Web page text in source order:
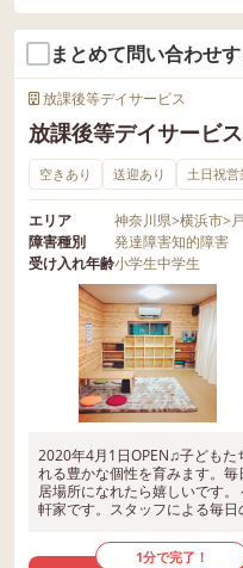
まとめて問い合わせ
放課後等デイサービス
放課後等デイサービ
空きあり 送迎あり 土日祝営
エリア 神奈川県>横浜市>
障害種別
発達障害知的障害
受け入れ年齢小学生中学生
2020年4月1日OPEN♫子ども
れる豊かな個性を育みます。
居場所になれたら嬉しいです
軒家です。スタッフによる毎
1分で完了！